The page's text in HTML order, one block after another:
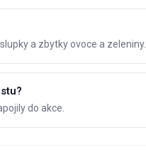
a zbytky ovoce a zeleniny.
do akce.